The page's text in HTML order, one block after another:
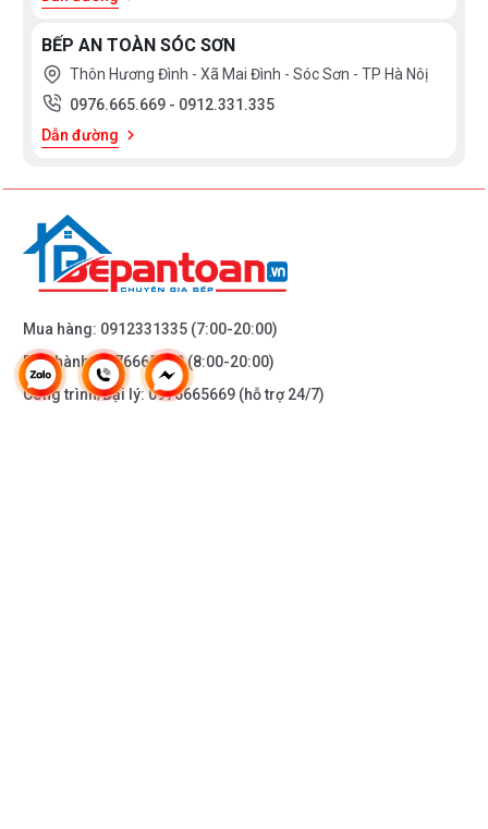
BẾP AN TOÀN SÓC SƠN
Thôn Hương Đình - Xã Mai Đình - Sóc Sơn - TP Hà Nôị
0976.665.669 - 0912.331.335
Dẫn đường
Mua hàng: 0912331335 (7:00-20:00)
Bảo hành:0976665669(8:00-20:00)
Công trình/Đại lý:0976665669 (hỗ trợ 24/7)